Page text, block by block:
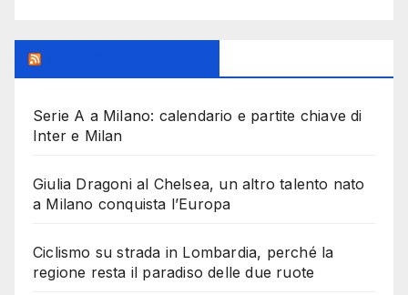
Serie A a Milano: calendario e partite chiave di
Inter e Milan
Giulia Dragoni al Chelsea, un altro talento nato
a Milano conquista l’Europa
Ciclismo su strada in Lombardia, perché la
regione resta il paradiso delle due ruote